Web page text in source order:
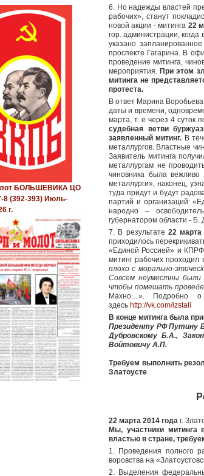
6. Но надежды властей
рабочих», станут
новой акции - митинга 22
гор. администрации,
указано
проспекте Гагарина. В
проведение митинга,
мероприятия.При этом
митинга не
протеста.
В ответ Марина
даты и времени,
марта, т. е через 4 суток
судебная ветви
заявленный митинг. В
металлургов. Властные
Заявитель митинга
металлургам не
чиновника была вежливо
металлурги», наконец,
туда придут и будут
партий и организаций:
народно –
губернатором области - Б.
7. В результате 22 марта
приходилось
«Единой Россией» и КПРФ
митинг рабочих проходил
плохо с морально-
Совсем неуместны были
чтобы помешать
Махно…». Подробно
здесь http://vk.com/izstali
В конце митинга была
Президенту РФ Путину
Дубровскому Б.А.,
Войтовичу А.П.
Требуем выполнить
Златоусте
22 марта 2014 года г.
Мы, участники митинга
властью в стране,
1. Проведения полного
воровства на
2. Выделения
БОЛЬШЕВИКА ЦО
(392-393) Июль-
г.